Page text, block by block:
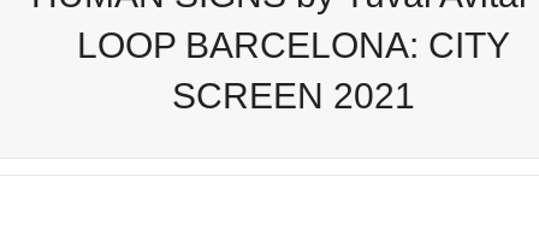
LOOP BARCELONA: CITY
SCREEN 2021